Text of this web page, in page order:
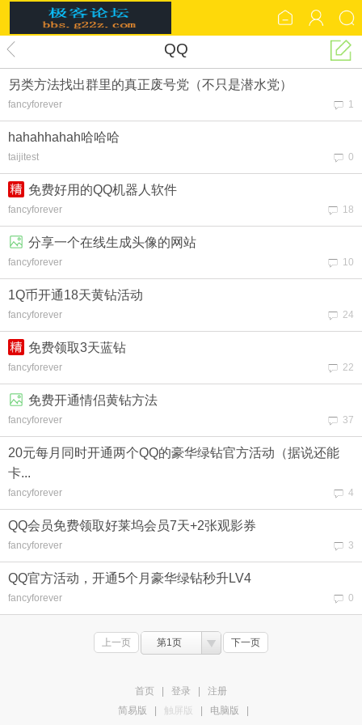
QQ
1
另类方法找出群里的真正废号党（不只是潜水党）
fancyforever
0
hahahhahah哈哈哈
taijitest
18
免费好用的QQ机器人软件
fancyforever
10
分享一个在线生成头像的网站
fancyforever
24
1Q币开通18天黄钻活动
fancyforever
22
免费领取3天蓝钻
fancyforever
37
免费开通情侣黄钻方法
fancyforever
4
20元每月同时开通两个QQ的豪华绿钻官方活动（据说还能
卡...
fancyforever
3
QQ会员免费领取好莱坞会员7天+2张观影券
fancyforever
0
QQ官方活动，开通5个月豪华绿钻秒升LV4
fancyforever
上一页 第1页 下一页
首页 登录
注册
简易版
触屏版 电脑版